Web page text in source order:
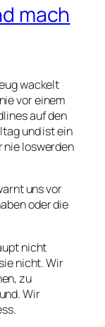
mach
wackelt
vor einem
auf den
und ist ein
nie loswerden
uns vor
oder die
nicht
nicht. Wir
zu
Wir